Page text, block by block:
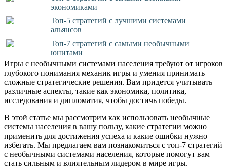
экономиками
Топ-5 стратегий с лучшими системами
альянсов
Топ-7 стратегий с самыми необычными
юнитами
Игры с необычными системами населения требуют от игроков
глубокого понимания механик игры и умения принимать
сложные стратегические решения. Вам придется учитывать
различные аспекты, такие как экономика, политика,
исследования и дипломатия, чтобы достичь победы.
В этой статье мы рассмотрим как использовать необычные
системы населения в вашу пользу, какие стратегии можно
применить для достижения успеха и какие ошибки нужно
избегать. Мы предлагаем вам познакомиться с топ-7 стратегий
с необычными системами населения, которые помогут вам
стать сильным и влиятельным лидером в мире игры.